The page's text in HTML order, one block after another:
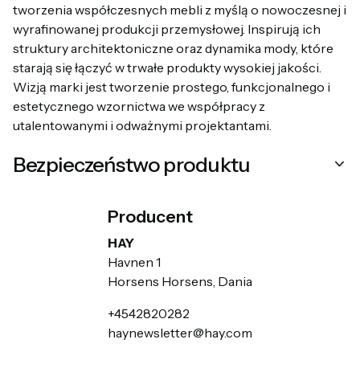
tworzenia współczesnych mebli z myślą o nowoczesnej i
wyrafinowanej produkcji przemysłowej. Inspirują ich
struktury architektoniczne oraz dynamika mody, które
starają się łączyć w trwałe produkty wysokiej jakości.
Wizją marki jest tworzenie prostego, funkcjonalnego i
estetycznego wzornictwa we współpracy z
utalentowanymi i odważnymi projektantami.
Bezpieczeństwo produktu
Producent
HAY
Havnen 1
Horsens Horsens, Dania
+4542820282
haynewsletter@hay.com